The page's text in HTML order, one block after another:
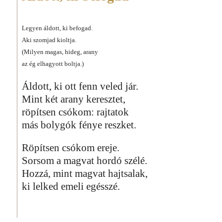
Legyen áldott, ki befogad.
Aki szomjad kioltja.
(Milyen magas, hideg, arany
az ég elhagyott boltja.)
Áldott, ki ott fenn veled jár.
Mint két arany keresztet,
röpítsen csókom: rajtatok
más bolygók fénye reszket.
Röpítsen csókom ereje.
Sorsom a magvat hordó szélé.
Hozzá, mint magvat hajtsalak,
ki lelked emeli egésszé.